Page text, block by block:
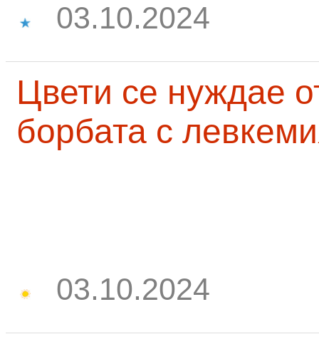
03.10.2024
Цвети се нуждае
борбата с
03.10.2024